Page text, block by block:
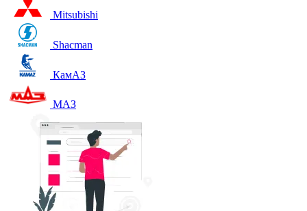
Mitsubishi
Shacman
КамАЗ
МАЗ